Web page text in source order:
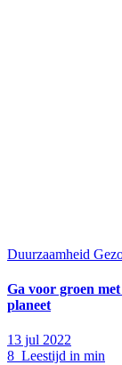
Duurzaamheid
Ga voor groen
planeet
13 jul 2022
8 Leestijd in min